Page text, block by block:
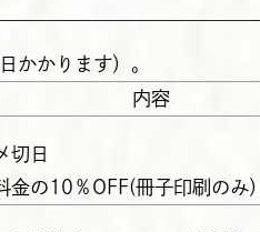
かかります）。
内容
切日
金の10％OFF(冊子印刷のみ）